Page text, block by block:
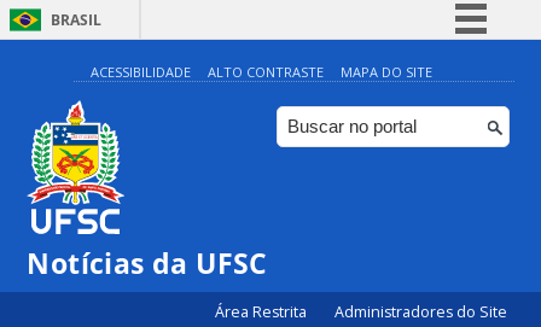
BRASIL
Simplifique!
Comunica BR
Participe
ACESSIBILIDADE ALTO CONTRASTE MAPA DO SITE
Notícias da UFSC
Área Restrita Administradores do Site